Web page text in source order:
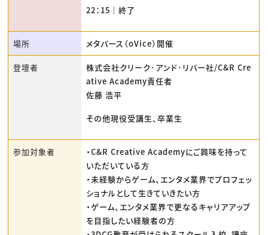
22：15｜終了
場所 メタバース（oVice）開催
登壇者
株式会社クリーク･アンド･リバー社/C&R Cre
ative Academy責任者
佐藤 浩平
その他現役受講生、卒業生
参加対象者
・C&R Creative Academyにご興味を持って
いただいている方
・未経験からゲーム、エンタメ業界でプロフェッ
ショナルとして生きていきたい方
・ゲーム、エンタメ業界で更なるキャリアアップ
を目指したい経験者の方